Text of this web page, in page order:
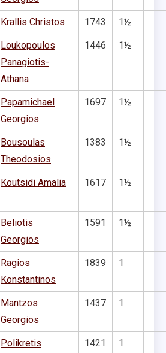
Krallis Christos 1743 1½
Loukopoulos
Panagiotis-
Athana
1446 1½
Papamichael
Georgios
1697 1½
Bousoulas
Theodosios
1383 1½
Koutsidi Amalia 1617 1½
Beliotis
Georgios
1591 1½
Ragios
Konstantinos
1839 1
Mantzos
Georgios
1437 1
Polikretis
1421 1